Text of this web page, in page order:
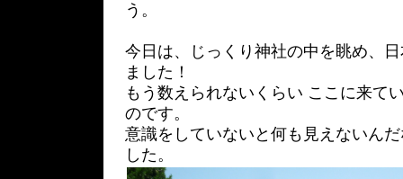
う。
今日は、じっくり神社の中を眺め、
ました！
もう数えられないくらい ここに来て
のです。
意識をしていないと何も見えないん
した。